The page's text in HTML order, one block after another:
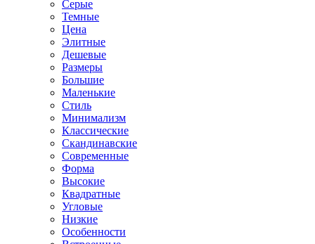
Серые
Темные
Цена
Элитные
Дешевые
Размеры
Большие
Маленькие
Стиль
Минимализм
Классические
Скандинавские
Современные
Форма
Высокие
Квадратные
Угловые
Низкие
Особенности